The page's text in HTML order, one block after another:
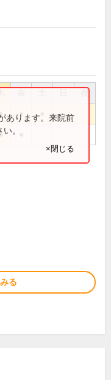
祝
● ●
あります。来院前
。
×閉じる
る